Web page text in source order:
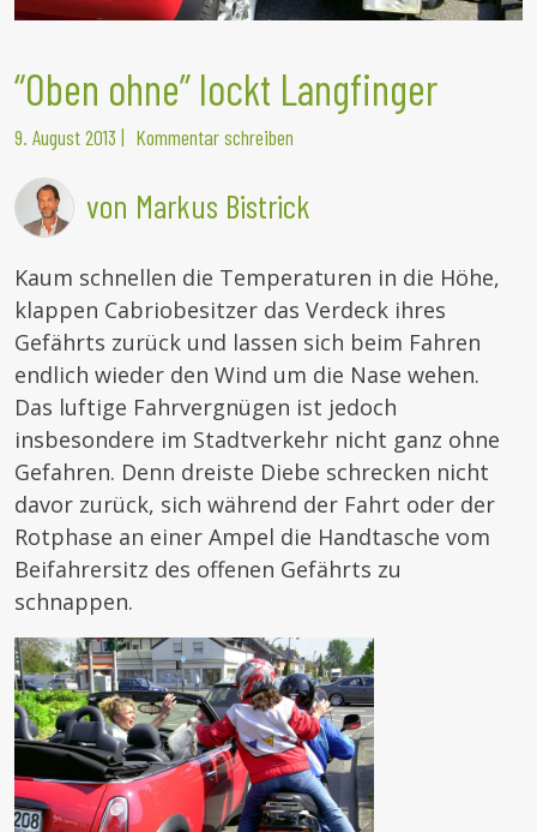
“Oben ohne” lockt Langfinger
9. August 2013 | Kommentar schreiben
von Markus Bistrick
Kaum schnellen die Temperaturen in die Höhe,
klappen Cabriobesitzer das Verdeck ihres
Gefährts zurück und lassen sich beim Fahren
endlich wieder den Wind um die Nase wehen.
Das luftige Fahrvergnügen ist jedoch
insbesondere im Stadtverkehr nicht ganz ohne
Gefahren. Denn dreiste Diebe schrecken nicht
davor zurück, sich während der Fahrt oder der
Rotphase an einer Ampel die Handtasche vom
Beifahrersitz des offenen Gefährts zu
schnappen.